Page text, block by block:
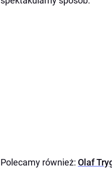
Polecamy również: Olaf